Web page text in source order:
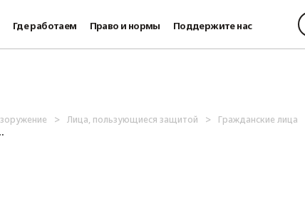
Где работаем Право и нормы Поддержите нас
Лица, пользующиеся защитой
Гражданские лица